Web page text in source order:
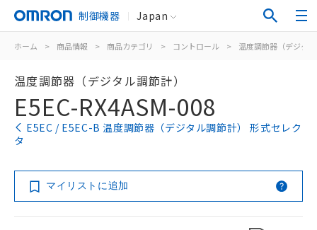
制御機器 Japan
ホーム > 商品情報 > 商品カテゴリ > コントロール > 温度調節器（デジタ
温度調節器（デジタル調節計）
E5EC-RX4ASM-008
E5EC / E5EC-B 温度調節器（デジタル調節計） 形式セレク
タ
マイリストに追加